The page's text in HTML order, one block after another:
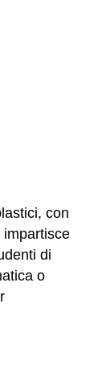
con
impartisce
di
o